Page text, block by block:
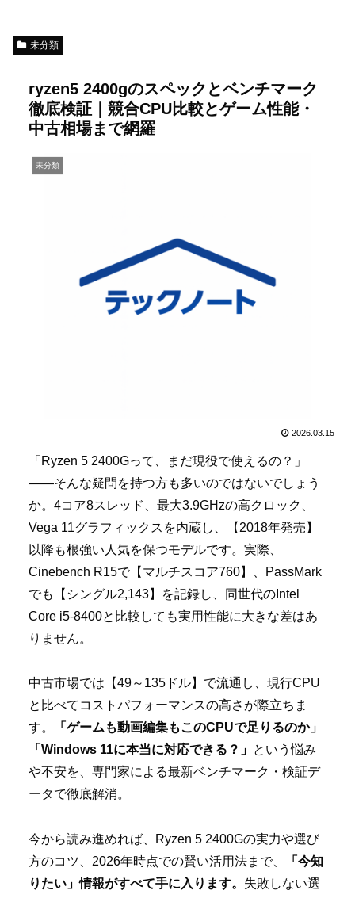
未分類
ryzen5 2400gのスペックとベンチマーク
徹底検証｜競合CPU比較とゲーム性能・
中古相場まで網羅
未分類
2026.03.15
「Ryzen 5 2400Gって、まだ現役で使えるの？」
――そんな疑問を持つ方も多いのではないでしょう
か。4コア8スレッド、最大3.9GHzの高クロック、
Vega 11グラフィックスを内蔵し、【2018年発売】
以降も根強い人気を保つモデルです。実際、
Cinebench R15で【マルチスコア760】、PassMark
でも【シングル2,143】を記録し、同世代のIntel
Core i5-8400と比較しても実用性能に大きな差はあ
りません。
中古市場では【49～135ドル】で流通し、現行CPU
と比べてコストパフォーマンスの高さが際立ちま
す。
「ゲームも動画編集もこのCPUで足りるのか」
「Windows 11に本当に対応できる？」 という悩み
や不安を、専門家による最新ベンチマーク・検証デ
ータで徹底解消。
今から読み進めれば、Ryzen 5 2400Gの実力や選び
方のコツ、2026年時点での賢い活用法まで、
「今知
りたい」情報がすべて手に入ります。 失敗しない選